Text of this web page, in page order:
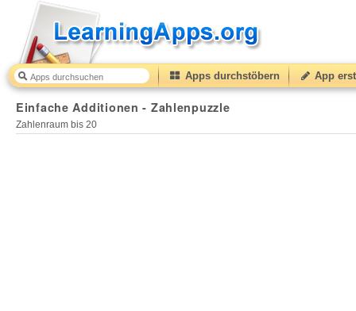
Apps durchstöbern App
Einfache Additionen - Zahlenpuzzle
Zahlenraum bis 20